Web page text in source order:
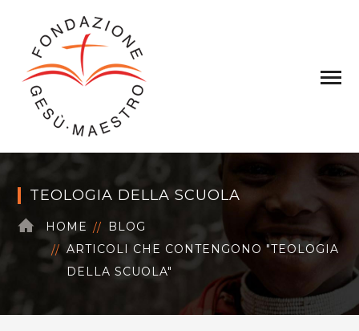
TEOLOGIA DELLA SCUOLA
HOME
BLOG
ARTICOLI CHE CONTENGONO "TEOLOGIA
DELLA SCUOLA"